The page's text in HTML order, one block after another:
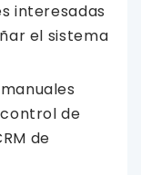
interesadas
el sistema
de
de